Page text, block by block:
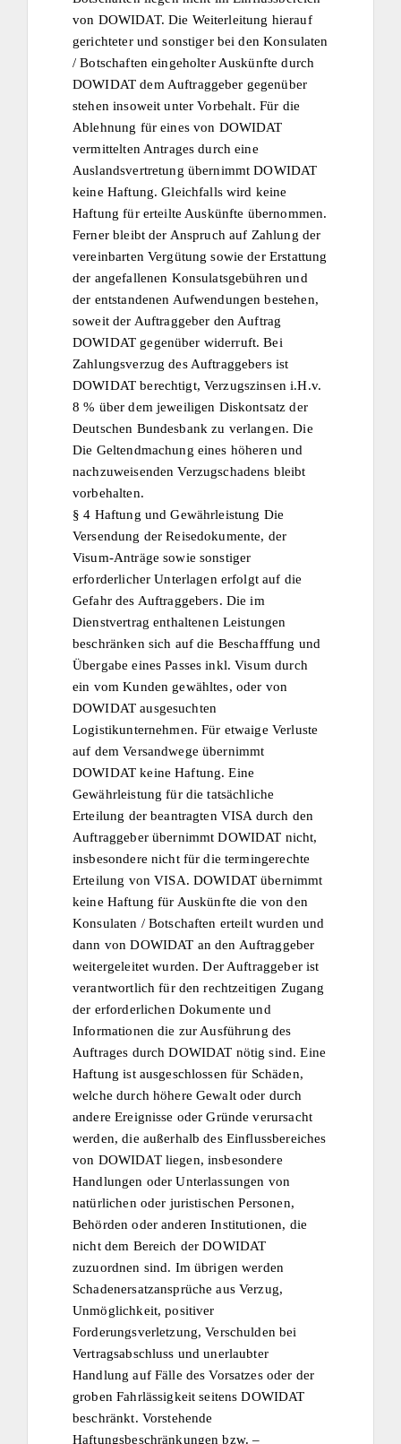
von DOWIDAT. Die Weiterleitung hierauf
gerichteter und sonstiger bei den Konsulaten
/ Botschaften eingeholter Auskünfte durch
DOWIDAT dem Auftraggeber gegenüber
stehen insoweit unter Vorbehalt. Für die
Ablehnung für eines von DOWIDAT
vermittelten Antrages durch eine
Auslandsvertretung übernimmt DOWIDAT
keine Haftung. Gleichfalls wird keine
Haftung für erteilte Auskünfte übernommen.
Ferner bleibt der Anspruch auf Zahlung der
vereinbarten Vergütung sowie der Erstattung
der angefallenen Konsulatsgebühren und
der entstandenen Aufwendungen bestehen,
soweit der Auftraggeber den Auftrag
DOWIDAT gegenüber widerruft. Bei
Zahlungsverzug des Auftraggebers ist
DOWIDAT berechtigt, Verzugszinsen i.H.v.
8 % über dem jeweiligen Diskontsatz der
Deutschen Bundesbank zu verlangen. Die
Die Geltendmachung eines höheren und
nachzuweisenden Verzugschadens bleibt
vorbehalten.
§ 4 Haftung und Gewährleistung Die
Versendung der Reisedokumente, der
Visum-Anträge sowie sonstiger
erforderlicher Unterlagen erfolgt auf die
Gefahr des Auftraggebers. Die im
Dienstvertrag enthaltenen Leistungen
beschränken sich auf die Beschafffung und
Übergabe eines Passes inkl. Visum durch
ein vom Kunden gewähltes, oder von
DOWIDAT ausgesuchten
Logistikunternehmen. Für etwaige Verluste
auf dem Versandwege übernimmt
DOWIDAT keine Haftung. Eine
Gewährleistung für die tatsächliche
Erteilung der beantragten VISA durch den
Auftraggeber übernimmt DOWIDAT nicht,
insbesondere nicht für die termingerechte
Erteilung von VISA. DOWIDAT übernimmt
keine Haftung für Auskünfte die von den
Konsulaten / Botschaften erteilt wurden und
dann von DOWIDAT an den Auftraggeber
weitergeleitet wurden. Der Auftraggeber ist
verantwortlich für den rechtzeitigen Zugang
der erforderlichen Dokumente und
Informationen die zur Ausführung des
Auftrages durch DOWIDAT nötig sind. Eine
Haftung ist ausgeschlossen für Schäden,
welche durch höhere Gewalt oder durch
andere Ereignisse oder Gründe verursacht
werden, die außerhalb des Einflussbereiches
von DOWIDAT liegen, insbesondere
Handlungen oder Unterlassungen von
natürlichen oder juristischen Personen,
Behörden oder anderen Institutionen, die
nicht dem Bereich der DOWIDAT
zuzuordnen sind. Im übrigen werden
Schadenersatzansprüche aus Verzug,
Unmöglichkeit, positiver
Forderungsverletzung, Verschulden bei
Vertragsabschluss und unerlaubter
Handlung auf Fälle des Vorsatzes oder der
groben Fahrlässigkeit seitens DOWIDAT
beschränkt. Vorstehende
Haftungsbeschränkungen bzw. –